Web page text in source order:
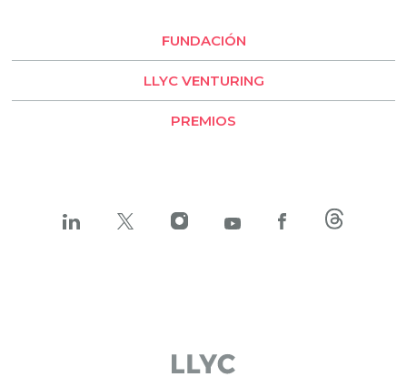
FUNDACIÓN
LLYC VENTURING
PREMIOS